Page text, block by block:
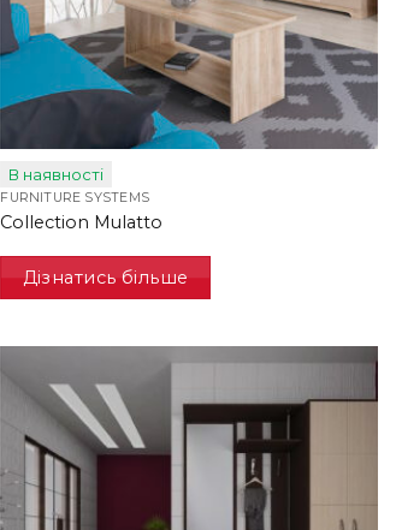
В наявності
FURNITURE SYSTEMS
Collection Mulatto
Дізнатись більше